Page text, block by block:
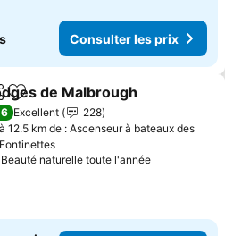
Consulter les prix
Ajouter à mes favoris
de Malbrough
Excellent
228
à 12.5 km de : Ascenseur à bateaux des
Fontinettes
Beauté naturelle toute l'année